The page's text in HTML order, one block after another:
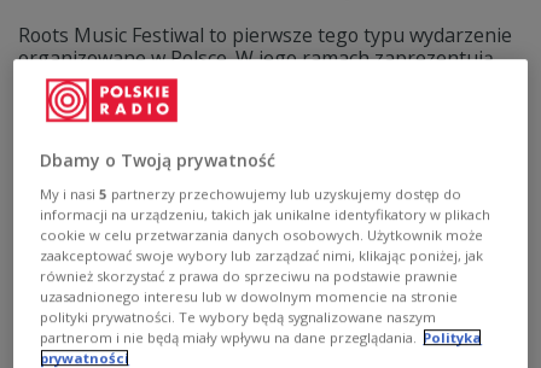
Roots Music Festiwal to pierwsze tego typu wydarzenie
organizowane w Polsce. W jego ramach zaprezentują
się artyści, którzy czerpią z korzeni wykonywanej przez
siebie muzyki. Na finał, w Studiu Koncertowym
Polskiego Radia im. Witolda Lutosławskiego, wystąpi
m.in. L.U.C. z orkiestrą. Patronem medialnym festiwalu
jest Polskie Radio.
Zobacz więcej na temat:Paweł Sztompke
L.U.C.
muzyka filmowa
Dbamy o Twoją prywatność
My i nasi5 partnerzy przechowujemy lub uzyskujemy dostęp do
informacji na urządzeniu, takich jak unikalne identyfikatory w plikach
cookie w celu przetwarzania danych osobowych. Użytkownik może
zaakceptować swoje wybory lub zarządzać nimi, klikając poniżej, jak
również skorzystać z prawa do sprzeciwu na podstawie prawnie
uzasadnionego interesu lub w dowolnym momencie na stronie
polityki prywatności. Te wybory będą sygnalizowane naszym
partnerom i nie będą miały wpływu na dane przeglądania.
Polityka
prywatności